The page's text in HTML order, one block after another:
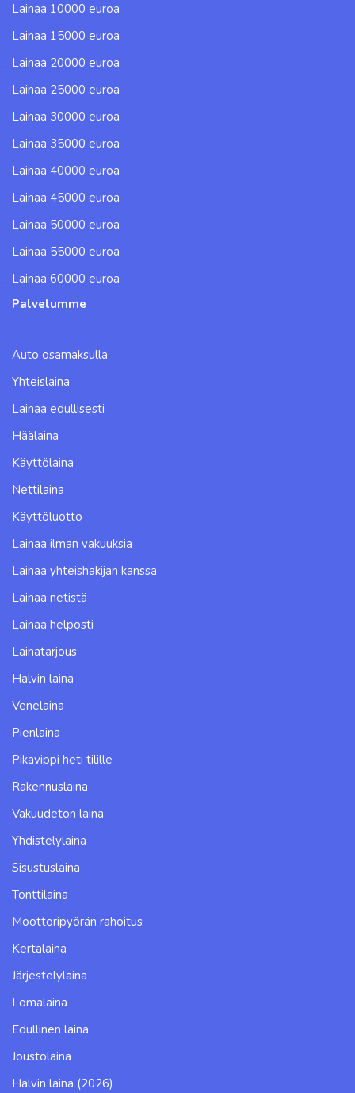
Lainaa 10000 euroa
Lainaa 15000 euroa
Lainaa 20000 euroa
Lainaa 25000 euroa
Lainaa 30000 euroa
Lainaa 35000 euroa
Lainaa 40000 euroa
Lainaa 45000 euroa
Lainaa 50000 euroa
Lainaa 55000 euroa
Lainaa 60000 euroa
Palvelumme
Auto osamaksulla
Yhteislaina
Lainaa edullisesti
Häälaina
Käyttölaina
Nettilaina
Käyttöluotto
Lainaa ilman vakuuksia
Lainaa yhteishakijan kanssa
Lainaa netistä
Lainaa helposti
Lainatarjous
Halvin laina
Venelaina
Pienlaina
Pikavippi heti tilille
Rakennuslaina
Vakuudeton laina
Yhdistelylaina
Sisustuslaina
Tonttilaina
Moottoripyörän rahoitus
Kertalaina
Järjestelylaina
Lomalaina
Edullinen laina
Joustolaina
Halvin laina (2026)